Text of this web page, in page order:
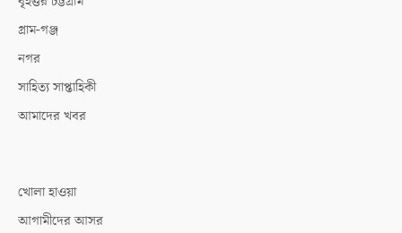
গ্রাম-গঞ্জ
নগর
সাহিত্য সাপ্তাহিকী
আমাদের খবর
খোলা হাওয়া
আগামীদের আসর